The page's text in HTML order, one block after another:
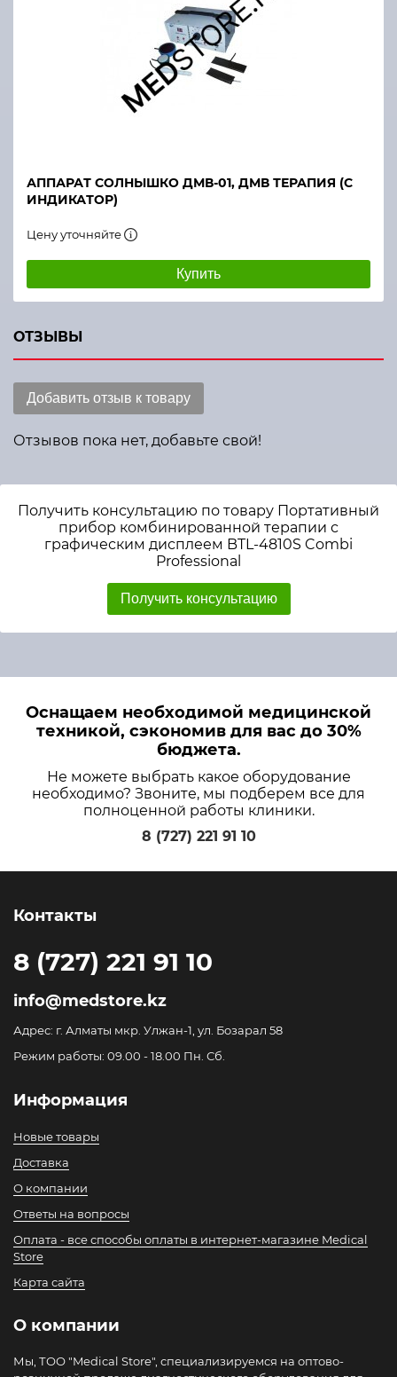
АППАРАТ СОЛНЫШКО ДМВ-01, ДМВ ТЕРАПИЯ (С
ИНДИКАТОР)
Цену уточняйте
Купить
ОТЗЫВЫ
Добавить отзыв к товару
Отзывов пока нет, добавьте свой!
Получить консультацию по товару Портативный
прибор комбинированной терапии с
графическим дисплеем BTL-4810S Combi
Professional
Получить консультацию
Оснащаем необходимой медицинской
техникой, сэкономив для вас до 30%
бюджета.
Не можете выбрать какое оборудование
необходимо? Звоните, мы подберем все для
полноценной работы клиники.
8 (727) 221 91 10
Контакты
8 (727) 221 91 10
info@medstore.kz
Адрес: г. Алматы мкр. Улжан-1, ул. Бозарал 58
Режим работы: 09.00 - 18.00 Пн. Сб.
Информация
Новые товары
Доставка
О компании
Ответы на вопросы
Оплата - все способы оплаты в интернет-магазине Medical
Store
Карта сайта
О компании
Мы, ТОО "Medical Store", специализируемся на оптово-